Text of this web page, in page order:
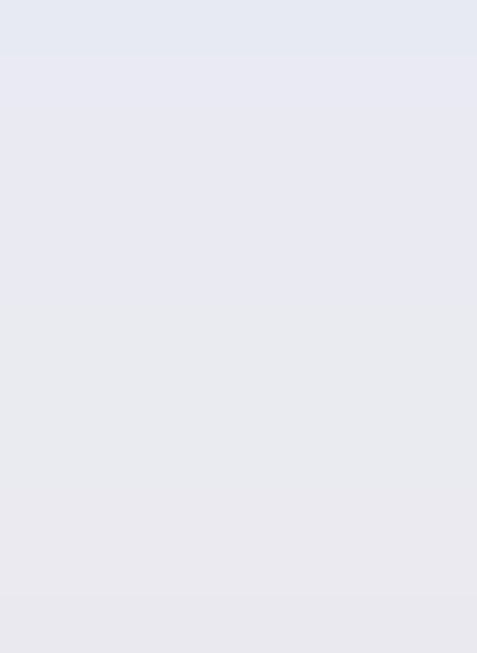
Arbeitslosengeld: Wofür bekommt man